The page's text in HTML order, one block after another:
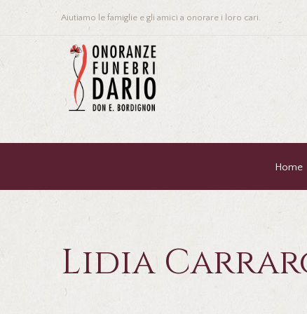
Aiutiamo le famiglie e gli amici a onorare i loro cari.
Home
Lidia